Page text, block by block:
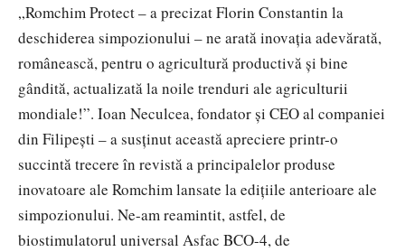
„Romchim Protect – a precizat Florin Constantin la
deschiderea simpozionului – ne arată inovația adevărată,
românească, pentru o agricultură productivă și bine
gândită, actualizată la noile trenduri ale agriculturii
mondiale!”. Ioan Neculcea, fondator și CEO al companiei
din Filipești – a susținut această apreciere printr-o
succintă trecere în revistă a principalelor produse
inovatoare ale Romchim lansate la edițiile anterioare ale
simpozionului. Ne-am reamintit, astfel, de
biostimulatorul universal Asfac BCO-4, de